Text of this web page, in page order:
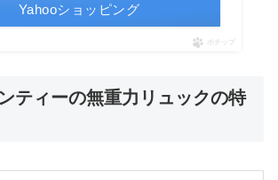
Yahooショッピング
ポチップ
ティーの無重力リュックの特